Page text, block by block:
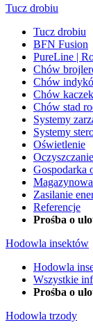
Tucz drobiu
Tucz drobiu
BFN Fusion
PureLine |
Chów
Chów
Chów kaczek
Chów stad
Systemy
Systemy
Oświetlenie
Gospodarka
Zasilanie
Referencje
Prośba o
Hodowla insektów
Hodowla
Wszystkie
Prośba o
Hodowla trzody